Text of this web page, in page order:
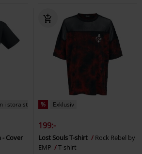
i stora storlekar
- Cover
% Exklusiv
199:-
Lost Souls T-shirt
Rock Rebel by
EMP
T-shirt